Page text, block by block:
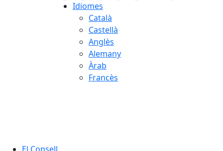
Idiomes
Català
Castellà
Anglès
Alemany
Àrab
Francès